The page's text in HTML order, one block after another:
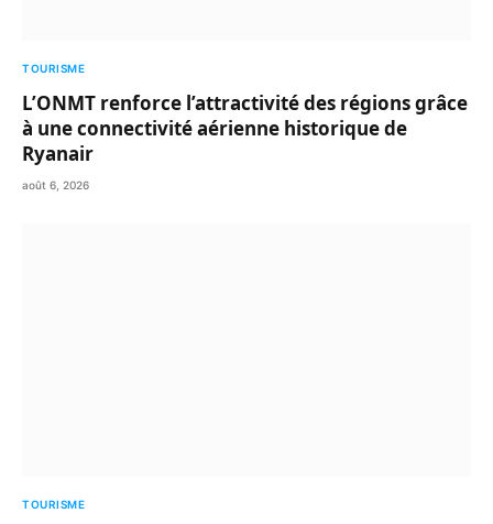
TOURISME
L’ONMT renforce l’attractivité des régions grâce
à une connectivité aérienne historique de
Ryanair
août 6, 2026
TOURISME